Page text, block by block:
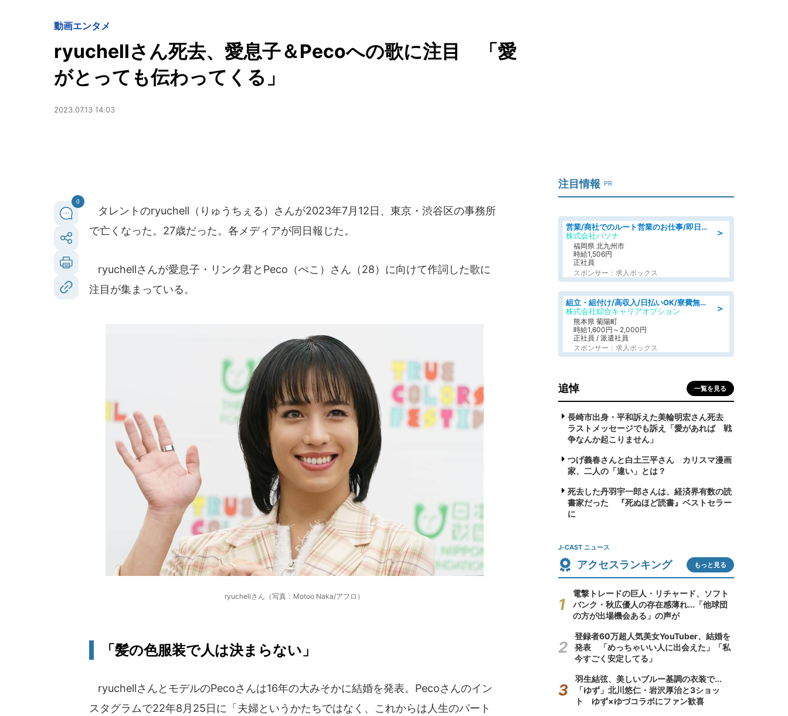
動画エンタメ
ryuchellさん死去、愛息子＆Pecoへの歌に注目 「愛
がとっても伝わってくる」
2023.07.13 14:03
0
タレントのryuchell（りゅうちぇる）さんが2023年7月12日、東京・渋谷区の事務所
で亡くなった。27歳だった。各メディアが同日報じた。
ryuchellさんが愛息子・リンク君とPeco（ぺこ）さん（28）に向けて作詞した歌に
注目が集まっている。
ryuchellさん（写真：Motoo Naka/アフロ）
「髪の色服装で人は決まらない」
ryuchellさんとモデルのPecoさんは16年の大みそかに結婚を発表。Pecoさんのイン
スタグラムで22年8月25日に「夫婦というかたちではなく、これからは人生のパート
注目情報 PR
＞
営業/商社でのルート営業のお仕事/即日勤務可/車通勤可/営業
株式会社パソナ
福岡県 北九州市
時給1,506円
正社員
スポンサー：求人ボックス
＞
組立・組付け/高収入/日払いOK/寮費無料/交替制/20・30・40代活躍中
株式会社綜合キャリアオプション
熊本県 菊陽町
時給1,600円～2,000円
正社員 / 派遣社員
スポンサー：求人ボックス
追悼 一覧を見る
長崎市出身・平和訴えた美輪明宏さん死去
ラストメッセージでも訴え「愛があれば 戦
争なんか起こりません」
つげ義春さんと白土三平さん カリスマ漫画
家、二人の「違い」とは？
死去した丹羽宇一郎さんは、経済界有数の読
書家だった 『死ぬほど読書』ベストセラー
に
J-CAST ニュース
アクセスランキング もっと見る
電撃トレードの巨人・リチャード、ソフト
バンク・秋広優人の存在感薄れ...「他球団
の方が出場機会ある」の声が
登録者60万超人気美女YouTuber、結婚を
発表 「めっちゃいい人に出会えた」「私
今すごく安定してる」
羽生結弦、美しいブルー基調の衣装で...
「ゆず」北川悠仁・岩沢厚治と3ショッ
ト ゆず×ゆづコラボにファン歓喜